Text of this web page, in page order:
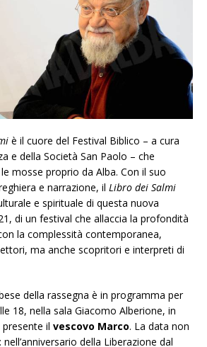
è il cuore del Festival Biblico – a cura
e della Società San Paolo – che
mosse proprio da Alba. Con il suo
e narrazione, il Libro dei Salmi
e spirituale di questa nuova
di un festival che allaccia la profondità
la complessità contemporanea,
ma anche scopritori e interpreti di
della rassegna è in programma per
18, nella sala Giacomo Alberione, in
il vescovo Marco. La data non
della Liberazione dal